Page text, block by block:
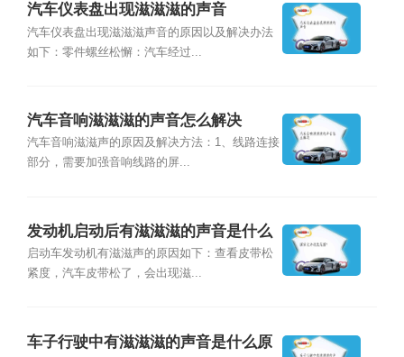
汽车仪表盘出现滋滋滋的声音
汽车仪表盘出现滋滋滋声音的原因以及解决办法
如下：零件螺丝松懈：汽车经过...
汽车音响滋滋滋的声音怎么解决
汽车音响滋滋声的原因及解决方法：1、线路连接
部分，需要加强音响线路的屏...
发动机启动后有滋滋滋的声音是什么
原因？
启动车发动机有滋滋声的原因如下：查看皮带松
紧度，汽车皮带松了，会出现滋...
车子行驶中有滋滋滋的声音是什么原